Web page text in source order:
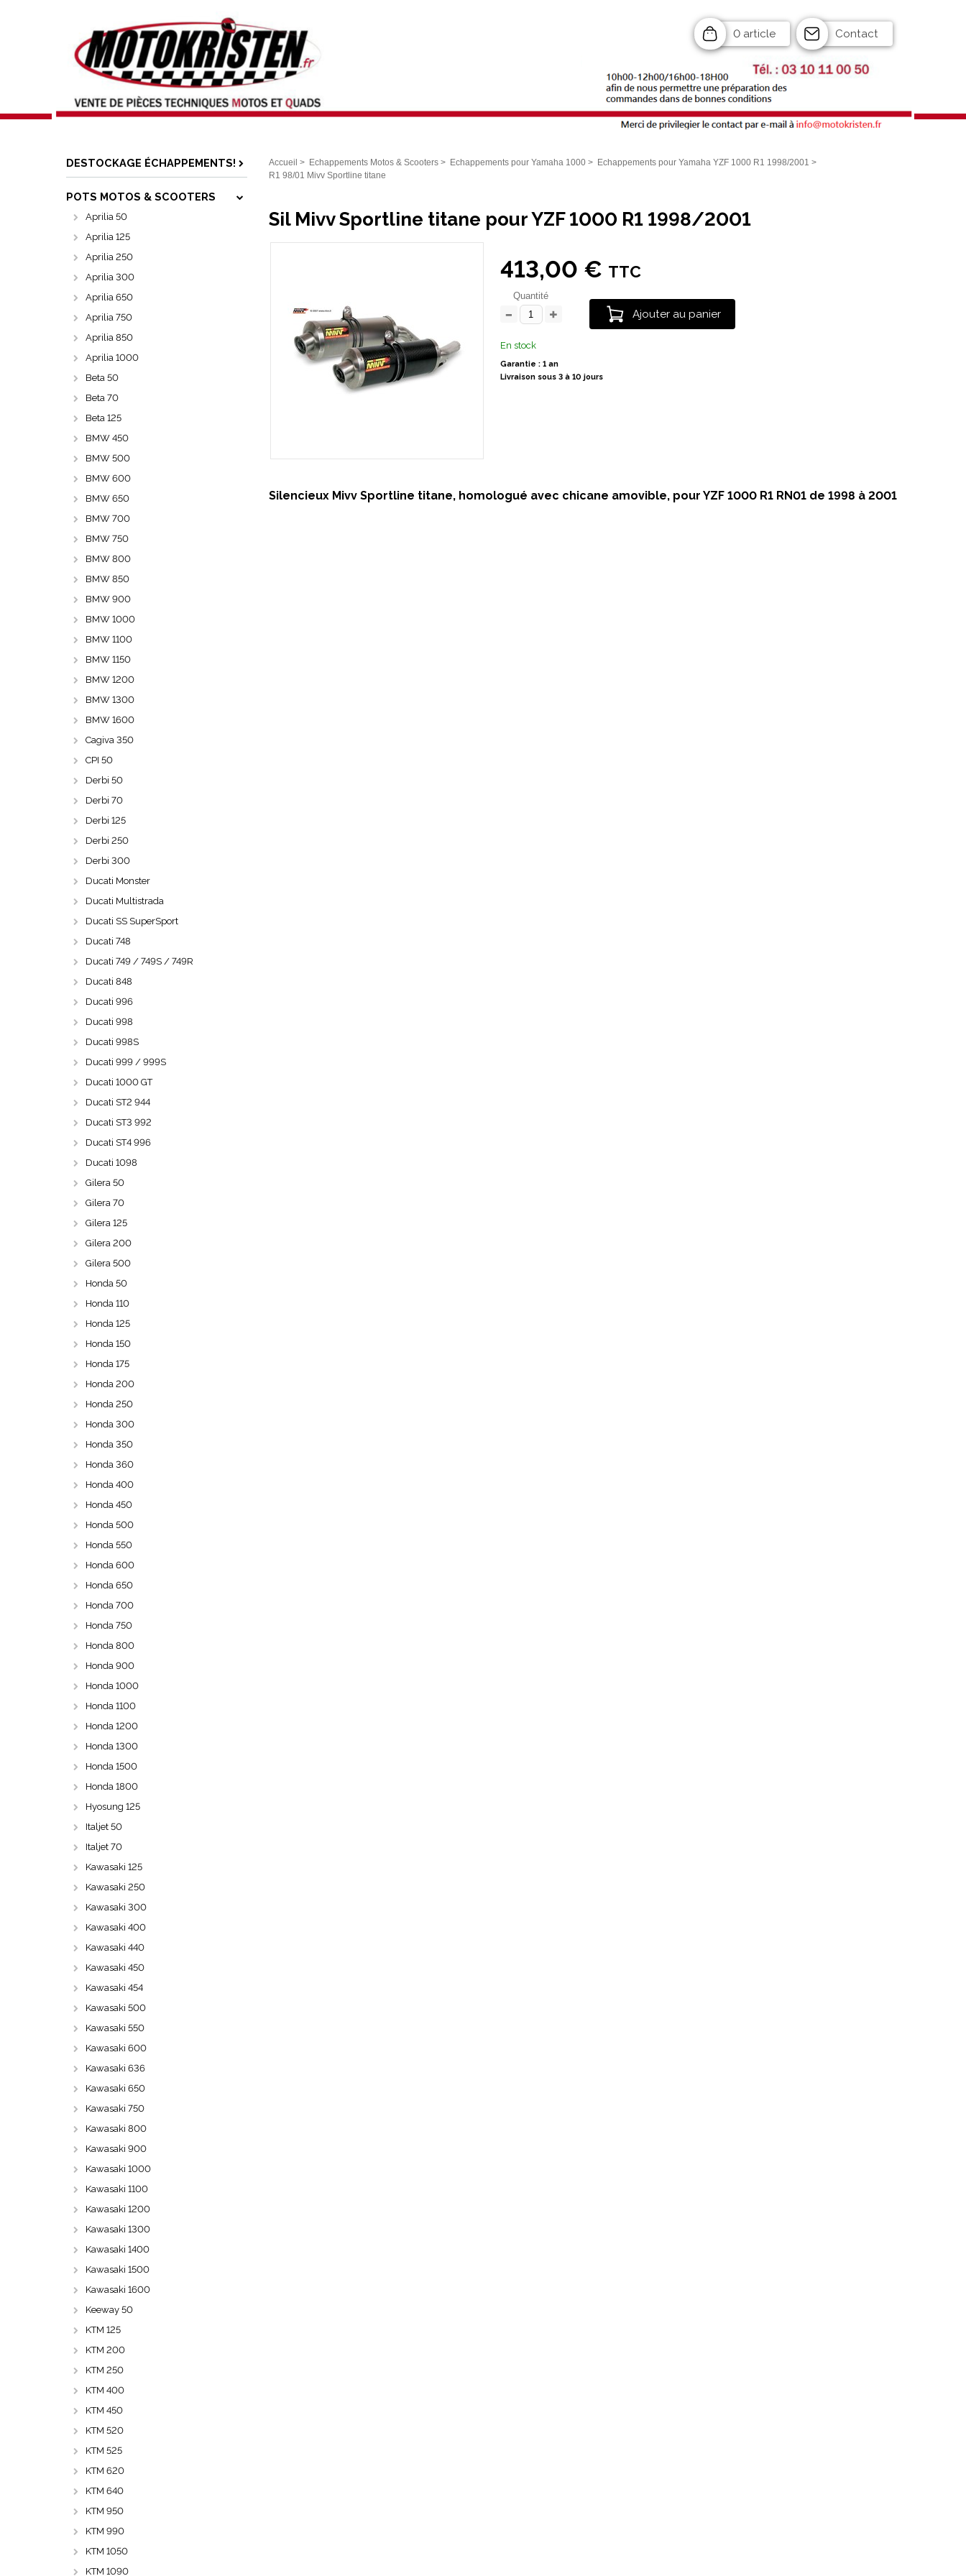
0 article Contact
DESTOCKAGE ÉCHAPPEMENTS!
POTS MOTOS & SCOOTERS
Aprilia 50
Aprilia 125
Aprilia 250
Aprilia 300
Aprilia 650
Aprilia 750
Aprilia 850
Aprilia 1000
Beta 50
Beta 70
Beta 125
BMW 450
BMW 500
BMW 600
BMW 650
BMW 700
BMW 750
BMW 800
BMW 850
BMW 900
BMW 1000
BMW 1100
BMW 1150
BMW 1200
BMW 1300
BMW 1600
Cagiva 350
CPI 50
Derbi 50
Derbi 70
Derbi 125
Derbi 250
Derbi 300
Ducati Monster
Ducati Multistrada
Ducati SS SuperSport
Ducati 748
Ducati 749 / 749S / 749R
Ducati 848
Ducati 996
Ducati 998
Ducati 998S
Ducati 999 / 999S
Ducati 1000 GT
Ducati ST2 944
Ducati ST3 992
Ducati ST4 996
Ducati 1098
Gilera 50
Gilera 70
Gilera 125
Gilera 200
Gilera 500
Honda 50
Honda 110
Honda 125
Honda 150
Honda 175
Honda 200
Honda 250
Honda 300
Honda 350
Honda 360
Honda 400
Honda 450
Honda 500
Honda 550
Honda 600
Honda 650
Honda 700
Honda 750
Honda 800
Honda 900
Honda 1000
Honda 1100
Honda 1200
Honda 1300
Honda 1500
Honda 1800
Hyosung 125
Italjet 50
Italjet 70
Kawasaki 125
Kawasaki 250
Kawasaki 300
Kawasaki 400
Kawasaki 440
Kawasaki 450
Kawasaki 454
Kawasaki 500
Kawasaki 550
Kawasaki 600
Kawasaki 636
Kawasaki 650
Kawasaki 750
Kawasaki 800
Kawasaki 900
Kawasaki 1000
Kawasaki 1100
Kawasaki 1200
Kawasaki 1300
Kawasaki 1400
Kawasaki 1500
Kawasaki 1600
Keeway 50
KTM 125
KTM 200
KTM 250
KTM 400
KTM 450
KTM 520
KTM 525
KTM 620
KTM 640
KTM 950
KTM 990
KTM 1050
KTM 1090
Accueil > Echappements Motos & Scooters > Echappements pour Yamaha 1000 > Echappements pour Yamaha YZF 1000 R1 1998/2001 >
R1 98/01 Mivv Sportline titane
Sil Mivv Sportline titane pour YZF 1000 R1 1998/2001
413,00 € TTC
Quantité
Ajouter au panier
En stock
Garantie : 1 an
Livraison sous 3 à 10 jours
Silencieux Mivv Sportline titane, homologué avec chicane amovible, pour YZF 1000 R1 RN01 de 1998 à 2001